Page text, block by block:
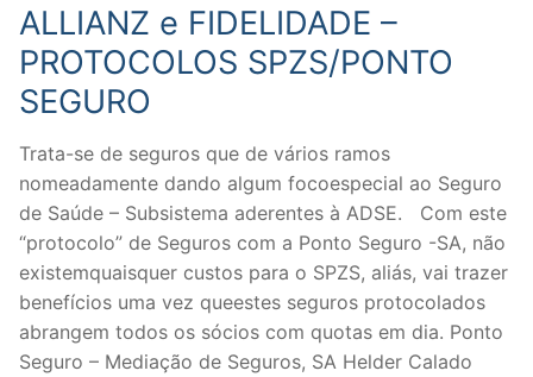
ALLIANZ e FIDELIDADE –
PROTOCOLOS SPZS/PONTO
SEGURO
Trata-se de seguros que de vários ramos
nomeadamente dando algum focoespecial ao Seguro
de Saúde – Subsistema aderentes à ADSE. Com este
“protocolo” de Seguros com a Ponto Seguro -SA, não
existemquaisquer custos para o SPZS, aliás, vai trazer
benefícios uma vez queestes seguros protocolados
abrangem todos os sócios com quotas em dia. Ponto
Seguro – Mediação de Seguros, SA Helder Calado